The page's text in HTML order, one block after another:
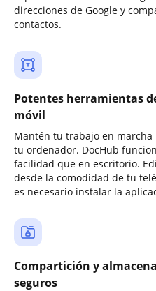
direcciones de Google y
contactos.
Potentes herramientas
móvil
Mantén tu trabajo en
tu ordenador. DocHub
facilidad que en escritorio.
desde la comodidad de tu
es necesario instalar la
Compartición y
seguros